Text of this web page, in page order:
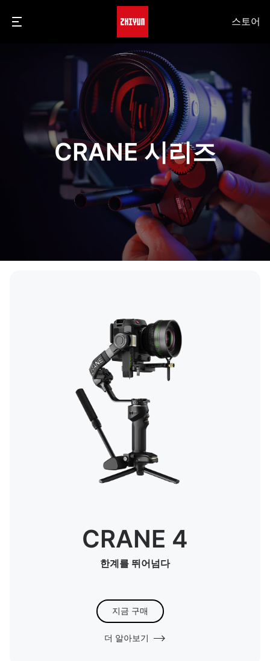
스토어
CRANE 시리즈
CRANE 4
한계를 뛰어넘다
지금 구매
더 알아보기